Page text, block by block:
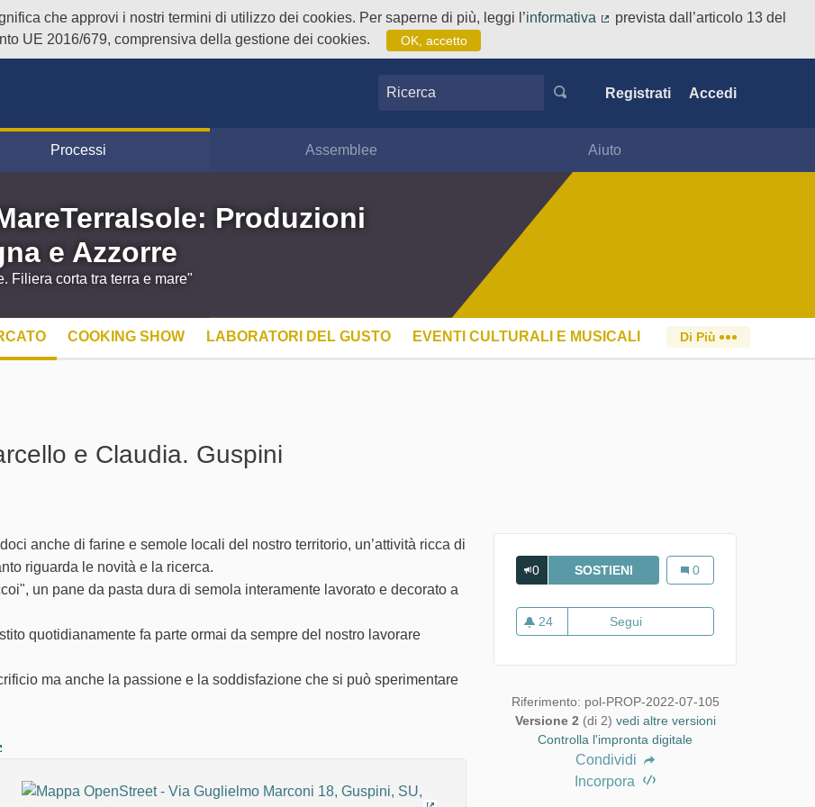
che approvi i nostri termini di utilizzo dei cookies. Per saperne di più, leggi l’informativa
prevista dall’articolo 13 del
UE 2016/679, comprensiva della gestione dei cookies.
OK, accetto
Ricerca Registrati Accedi
Processi Assemblee Aiuto
Produzioni
e Azzorre
Filiera corta tra terra e mare"
COOKING SHOW LABORATORI DEL GUSTO EVENTI CULTURALI E MUSICALI Di Più
e Claudia. Guspini
anche di farine e semole locali del nostro territorio, un’attività ricca di
riguarda le novità e la ricerca.
un pane da pasta dura di semola interamente lavorato e decorato a
quotidianamente fa parte ormai da sempre del nostro lavorare
ma anche la passione e la soddisfazione che si può sperimentare
0 SOSTIENI PANIFICIO ANTONIO PIRAS
Panificio Antonio Piras
0
24
24 sostenitori
Segui
Riferimento: pol-PROP-2022-07-105
Versione 2 (di 2) vedi altre versioni
Controlla l'impronta digitale
Condividi
Incorpora